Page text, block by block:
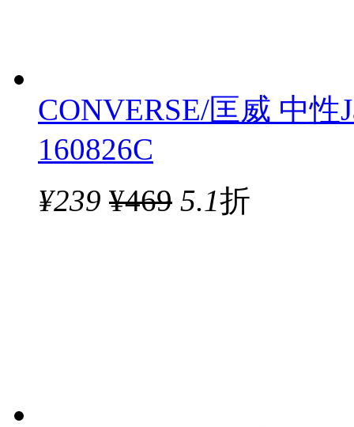
CONVERSE/匡威 中性
160826C
¥239 ¥469 5.1折